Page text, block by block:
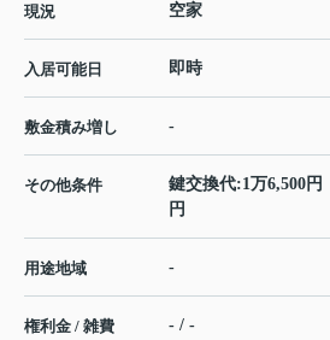
現況 空家
入居可能日 即時
敷金積み増し -
その他条件
鍵交換代:1万6,500
円
用途地域 -
権利金 / 雑費 - / -